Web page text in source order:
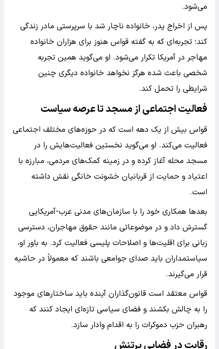
می‌شود.
پس از اخراج پدر، خانواده ناچار شد با سرپرستی مادر زندگی
کند؛ تجربه‌ای که به گفته قواس هنوز برای هزاران خانواده
مهاجر در آمریکا تکرار می‌شود. او می‌گوید همین تجربه
شخصی باعث شده هرگز نخواهد خانواده دیگری چنین
شرایطی را تحمل کند.
فعالیت اجتماعی از مسجد تا عرصه سیاست
قواس بیش از یک دهه است که در حوزه‌های مختلف اجتماعی
فعالیت می‌کند. او می‌گوید نخستین فعالیت‌هایش را در
مسجد محله آغاز کرده و در زمینه کمک‌های مردمی، مبارزه با
اعتیاد و حمایت از قربانیان خشونت خانگی نقش داشته
است.
بعدها همکاری خود را با سازمان‌های مدنی عرب-آمریکایی
گسترش داد و در موضوعاتی مانند حقوق مهاجران، دسترسی
زبانی برای اقلیت‌ها و اصلاحات پلیسی فعالیت کرد. به باور او،
سیاستمداران باید صدای جوامعی باشند که معمولاً در حاشیه
قرار می‌گیرند.
قواس معتقد است قانون‌گذاران آینده باید ساختارهای موجود
را به چالش بکشند و فضای سیاسی تازه‌ای ایجاد کنند که
رهبران حزب دموکرات را به اقدام وادار سازد.
رقابت در فضایی پرتنش